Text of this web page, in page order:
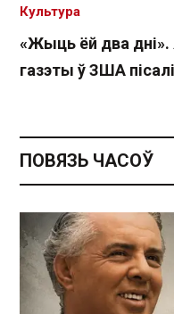
«Жыць ёй два дні».
газэты ў ЗША
Культура
ПОВЯЗЬ ЧАСОЎ